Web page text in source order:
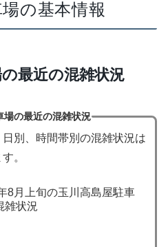
の基本情報
最近の混雑状況
場の最近の混雑状況
別、時間帯別の混雑状況は
。
8月上旬の玉川高島屋駐車
雑状況